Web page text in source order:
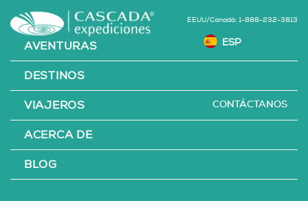
EEUU/Canadá: 1-888-232-3813
AVENTURAS
DESTINOS
VIAJEROS
ACERCA DE
BLOG
CONTÁCTANOS
CONSULTAR
AHORA